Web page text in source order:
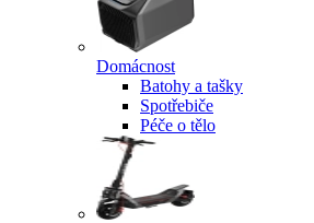
Domácnost
Batohy a tašky
Spotřebiče
Péče o tělo